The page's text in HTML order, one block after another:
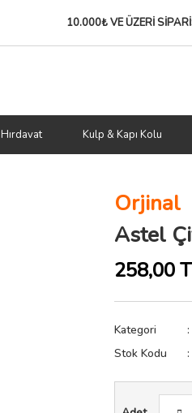
10.000₺ VE ÜZERİ
Hırdavat Kulp & Kapı Kolu
Orjinal
Astel
258,00
Kategori
Stok Kodu